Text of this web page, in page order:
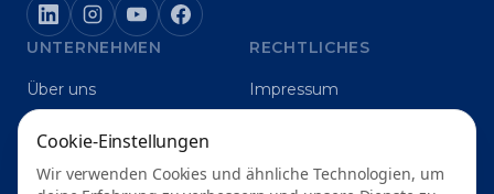
UNTERNEHMEN
Über uns
RECHTLICHES
Impressum
Cookie-Einstellungen
Wir verwenden Cookies und ähnliche Technologien, um